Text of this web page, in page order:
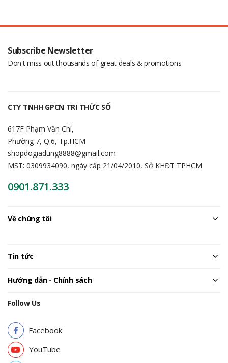
Subscribe Newsletter
Don't miss out thousands of great deals & promotions
CTY TNHH GPCN TRI THỨC SỐ
617F Phạm Văn Chí,
Phường 7, Q.6, Tp.HCM
shopdogiadung8888@gmail.com
MST: 0309934090, ngày cấp 21/04/2010, Sở KHĐT TPHCM
0901.871.333
Về chúng tôi
Tin tức
Hướng dẫn - Chính sách
Follow Us
Facebook
YouTube